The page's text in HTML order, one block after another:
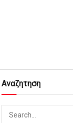
Αναζητηση